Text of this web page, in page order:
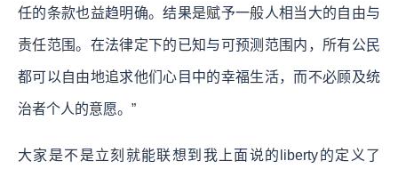
任的条款也益趋明确。结果是赋予一般人相当大的自由与
责任范围。在法律定下的已知与可预测范围内，所有公民
都可以自由地追求他们心目中的幸福生活，而不必顾及统
治者个人的意愿。”
大家是不是立刻就能联想到我上面说的liberty的定义了